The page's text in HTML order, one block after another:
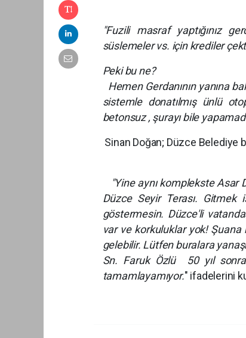
"Fuzili masraf yaptığınız
süslemeler vs. için krediler
Peki bu ne?
Hemen Gerdanının yanına
sistemle donatılmış ünlü
betonsuz , şurayı bile
Sinan Doğan; Düzce Belediye
"Yine aynı komplekste
Düzce Seyir Terası. Gitmek
göstermesin. Düzce'li
var ve korkuluklar yok! Şuana
gelebilir. Lütfen buralara
Sn. Faruk Özlü 50 yıl
tamamlayamıyor."